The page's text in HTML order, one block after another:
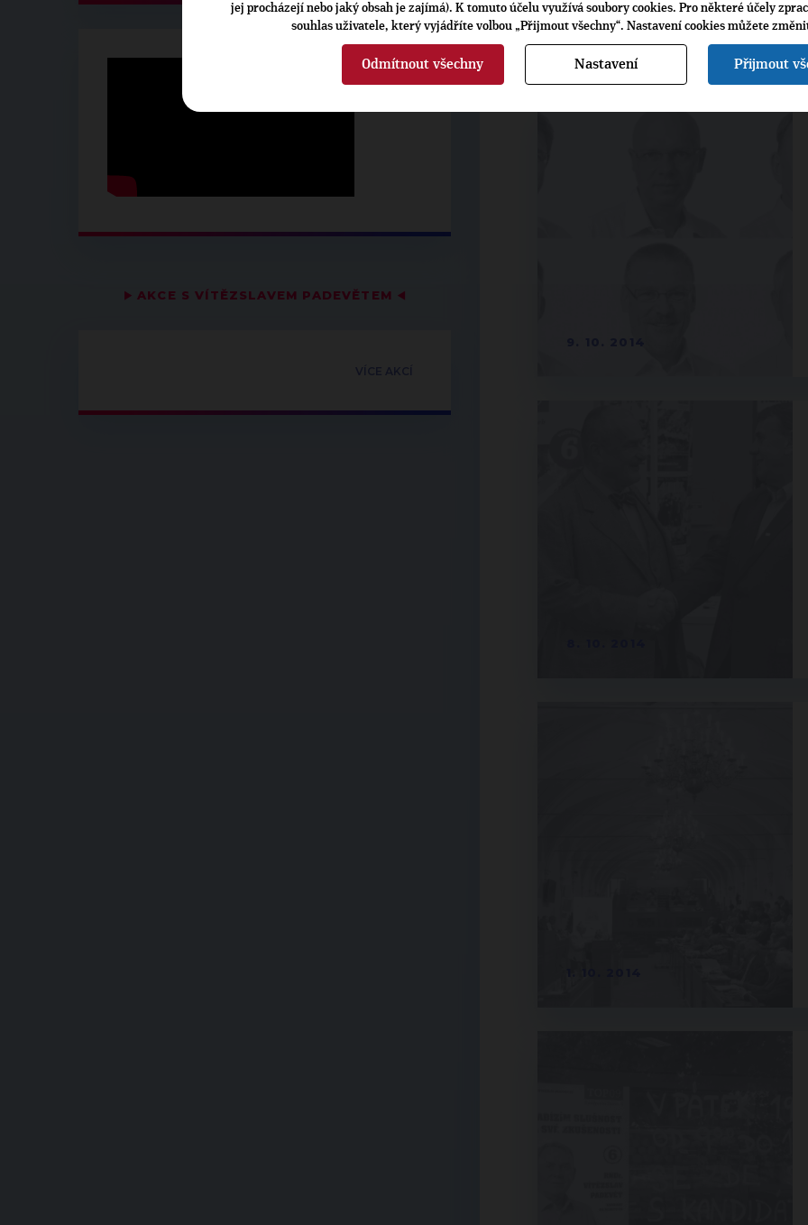
▶ AKCE S VÍTĚZSLAVEM PADEVĚTEM ◀
Rozhovory a
jej procházejí nebo jaký obsah je zajímá). K tomuto účelu využívá soubory cookies. Pro některé účely
souhlas uživatele, který vyjádříte volbou „Přijmout všechny“. Nastavení cookies můžete
Odmítnout všechny Nastavení Přijmout